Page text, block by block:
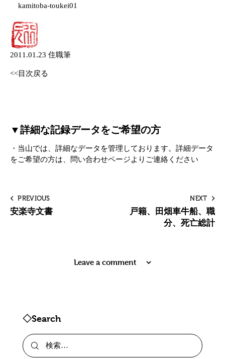
kamitoba-toukei01
2011.01.23 住職筆
<<目次戻る
▼詳細な記録データをご希望の方
・当山では、詳細なデータを管理しております。詳細データ
をご希望の方は、
問い合わせページよりご連絡ください
PREVIOUS
安楽寺文書
NEXT
戸籍、田畑車牛船、職
分、死亡総計
Leave a comment
◇Search